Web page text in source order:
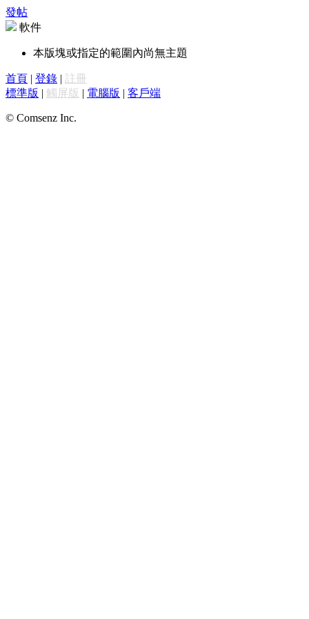
發帖
軟件
本版塊或指定的範圍內尚無主題
首頁 | 登錄 | 註冊
標準版 | 觸屏版 | 電腦版 | 客戶端
© Comsenz Inc.